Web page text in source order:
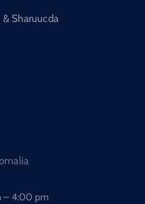
Sharuucda
– 4:00 pm